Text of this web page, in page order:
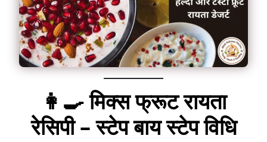
👩‍🍳 मिक्स फ्रूट रायता
रेसिपी – स्टेप बाय स्टेप विधि